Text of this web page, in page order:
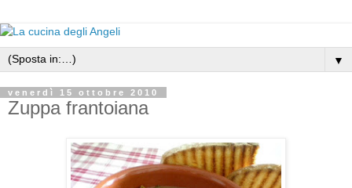
▼
venerdì 15 ottobre 2010
Zuppa frantoiana